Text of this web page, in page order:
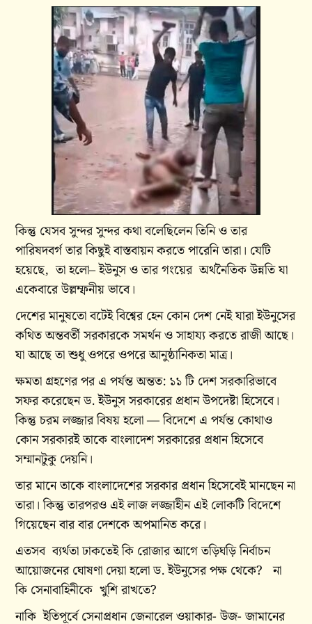
কিন্তু যেসব সুন্দর সুন্দর কথা বলেছিলেন তিনি ও তার
পারিষদবর্গ তার কিছুই বাস্তবায়ন করতে পারেনি তারা। যেটি
হয়েছে, তা হলো– ইউনুস ও তার গংয়ের অর্থনৈতিক উন্নতি যা
একেবারে উল্লম্ফনীয় ভাবে।
দেশের মানুষতো বটেই বিশ্বের হেন কোন দেশ নেই যারা ইউনুসের
কথিত অন্তবর্তী সরকারকে সমর্থন ও সাহায্য করতে রাজী আছে।
যা আছে তা শুধু ওপরে ওপরে আনুষ্ঠানিকতা মাত্র।
ক্ষমতা গ্রহণের পর এ পর্যন্ত অন্তত: ১১ টি দেশ সরকারিভাবে
সফর করেছেন ড. ইউনুস সরকারের প্রধান উপদেষ্টা হিসেবে।
কিন্তু চরম লজ্জার বিষয় হলো — বিদেশে এ পর্যন্ত কোথাও
কোন সরকারই তাকে বাংলাদেশ সরকারের প্রধান হিসেবে
সম্মানটুকু দেয়নি।
তার মানে তাকে বাংলাদেশের সরকার প্রধান হিসেবেই মানছেন না
তারা। কিন্তু তারপরও এই লাজ লজ্জাহীন এই লোকটি বিদেশে
গিয়েছেন বার বার দেশকে অপমানিত করে।
এতসব ব্যর্থতা ঢাকতেই কি রোজার আগে তড়িঘড়ি নির্বাচন
আয়োজনের ঘোষণা দেয়া হলো ড. ইউনুসের পক্ষ থেকে? না
কি সেনাবাহিনীকে খুশি রাখতে?
নাকি ইতিপূর্বে সেনাপ্রধান জেনারেল ওয়াকার- উজ- জামানের